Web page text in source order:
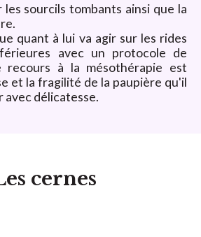
les sourcils tombants ainsi que la
quant à lui va agir sur les rides
avec un protocole de
recours à la mésothérapie est
et la fragilité de la paupière qu'il
délicatesse.
cernes